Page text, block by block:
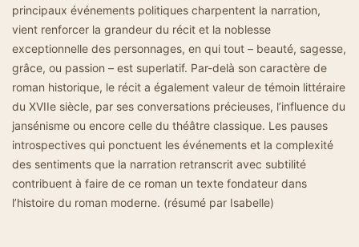
principaux événements politiques charpentent la narration,
vient renforcer la grandeur du récit et la noblesse
exceptionnelle des personnages, en qui tout – beauté, sagesse,
grâce, ou passion – est superlatif. Par-delà son caractère de
roman historique, le récit a également valeur de témoin littéraire
du XVIIe siècle, par ses conversations précieuses, l’influence du
jansénisme ou encore celle du théâtre classique. Les pauses
introspectives qui ponctuent les événements et la complexité
des sentiments que la narration retranscrit avec subtilité
contribuent à faire de ce roman un texte fondateur dans
l’histoire du roman moderne. (résumé par Isabelle)